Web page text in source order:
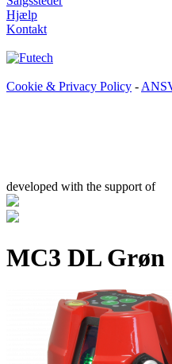
Hjælp
Kontakt
Cookie & Privacy Policy -
developed with the support of
MC3 DL Grøn